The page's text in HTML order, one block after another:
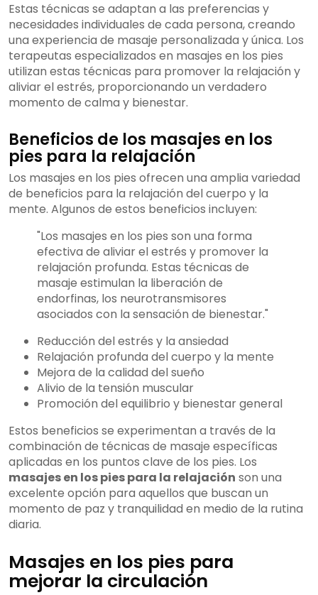
Estas técnicas se adaptan a las preferencias y
necesidades individuales de cada persona, creando
una experiencia de masaje personalizada y única. Los
terapeutas especializados en masajes en los pies
utilizan estas técnicas para promover la relajación y
aliviar el estrés, proporcionando un verdadero
momento de calma y bienestar.
Beneficios de los masajes en los
pies para la relajación
Los masajes en los pies ofrecen una amplia variedad
de beneficios para la relajación del cuerpo y la
mente. Algunos de estos beneficios incluyen:
"Los masajes en los pies son una forma
efectiva de aliviar el estrés y promover la
relajación profunda. Estas técnicas de
masaje estimulan la liberación de
endorfinas, los neurotransmisores
asociados con la sensación de bienestar."
Reducción del estrés y la ansiedad
Relajación profunda del cuerpo y la mente
Mejora de la calidad del sueño
Alivio de la tensión muscular
Promoción del equilibrio y bienestar general
Estos beneficios se experimentan a través de la
combinación de técnicas de masaje específicas
aplicadas en los puntos clave de los pies. Los
masajes en los pies para la relajación son una
excelente opción para aquellos que buscan un
momento de paz y tranquilidad en medio de la rutina
diaria.
Masajes en los pies para
mejorar la circulación